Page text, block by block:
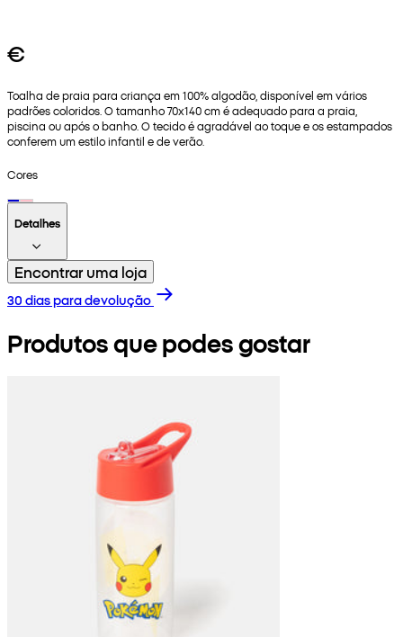
€
Toalha de praia para criança em 100% algodão, disponível em vários
padrões coloridos. O tamanho 70x140 cm é adequado para a praia,
piscina ou após o banho. O tecido é agradável ao toque e os estampados
conferem um estilo infantil e de verão.
Cores
Detalhes
Encontrar uma loja
30 dias para devolução
Produtos que podes gostar